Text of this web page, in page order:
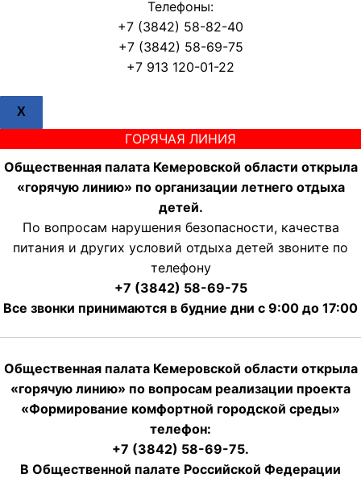
Телефоны:
+7 (3842) 58-82-40
+7 (3842) 58-69-75
+7 913 120-01-22
X
ГОРЯЧАЯ ЛИНИЯ
Общественная палата Кемеровской области открыла
«горячую линию» по организации летнего отдыха
детей.
По вопросам нарушения безопасности, качества
питания и других условий отдыха детей звоните по
телефону
+7 (3842) 58-69-75
Все звонки принимаются в будние дни с 9:00 до 17:00
Общественная палата Кемеровской области открыла
«горячую линию» по вопросам реализации проекта
«Формирование комфортной городской среды»
телефон:
+7 (3842) 58-69-75.
В Общественной палате Российской Федерации